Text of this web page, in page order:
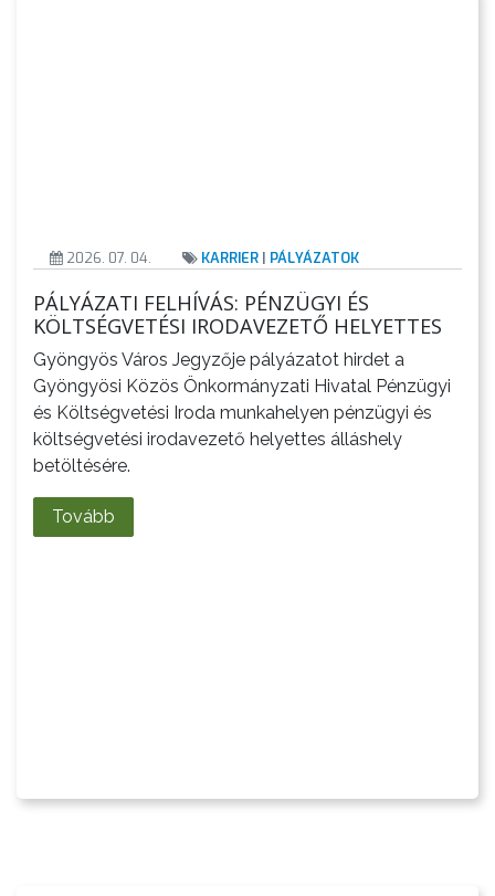
2026. 07. 04. KARRIER | PÁLYÁZATOK
PÁLYÁZATI FELHÍVÁS: PÉNZÜGYI ÉS
KÖLTSÉGVETÉSI IRODAVEZETŐ HELYETTES
Gyöngyös Város Jegyzője pályázatot hirdet a
Gyöngyösi Közös Önkormányzati Hivatal Pénzügyi
és Költségvetési Iroda munkahelyen pénzügyi és
költségvetési irodavezető helyettes álláshely
betöltésére.
Tovább